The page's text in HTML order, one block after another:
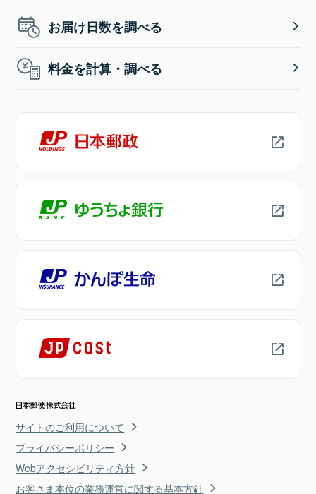
お届け日数を調べる
料金を計算・調べる
サイトのご利用について
プライバシーポリシー
Webアクセシビリティ方針
お客さま本位の業務運営に関する基本方針